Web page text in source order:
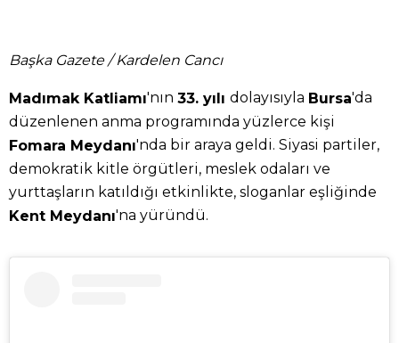
Başka Gazete / Kardelen Cancı
Madımak Katliamı'nın 33. yılı dolayısıyla Bursa'da
düzenlenen anma programında yüzlerce kişi
Fomara Meydanı'nda bir araya geldi. Siyasi partiler,
demokratik kitle örgütleri, meslek odaları ve
yurttaşların katıldığı etkinlikte, sloganlar eşliğinde
Kent Meydanı'na yüründü.